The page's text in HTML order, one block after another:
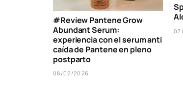
#Review Pantene Grow
Abundant Serum:
experiencia con el serum anti
caída de Pantene en pleno
postparto
08/02/2026